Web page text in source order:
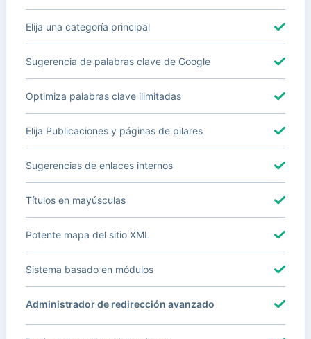
Elija una categoría principal
Sugerencia de palabras clave de Google
Optimiza palabras clave ilimitadas
Elija Publicaciones y páginas de pilares
Sugerencias de enlaces internos
Títulos en mayúsculas
Potente mapa del sitio XML
Sistema basado en módulos
Administrador de redirección avanzado